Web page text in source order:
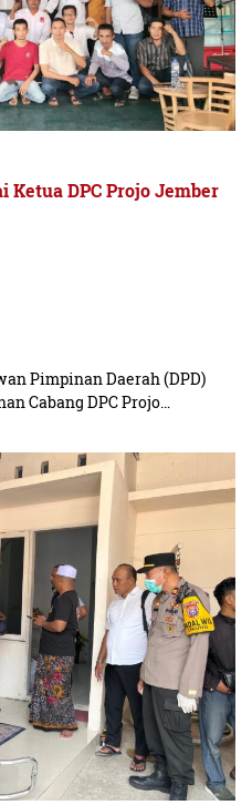
DPC Projo Jember
Pimpinan Daerah (DPD)
Cabang DPC Projo…